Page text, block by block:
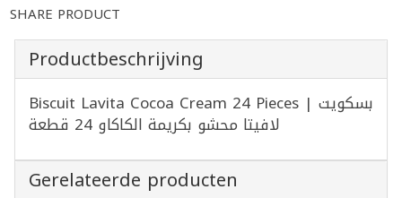
SHARE PRODUCT
Productbeschrijving
Biscuit Lavita Cocoa Cream 24 Pieces | بسكويت
لافيتا محشو بكريمة الكاكاو 24 قطعة
Gerelateerde producten